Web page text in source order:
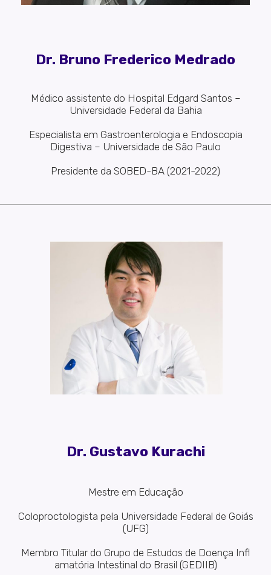
Dr. Bruno Frederico Medrado
Médico assistente do Hospital Edgard Santos –
Universidade Federal da Bahia
Especialista em Gastroenterologia e Endoscopia
Digestiva – Universidade de São Paulo
Presidente da SOBED-BA (2021-2022)
Dr. Gustavo Kurachi
Mestre em Educação
Coloproctologista pela Universidade Federal de Goiás
(UFG)
Membro Titular do Grupo de Estudos de Doença Infl
amatória Intestinal do Brasil (GEDIIB)